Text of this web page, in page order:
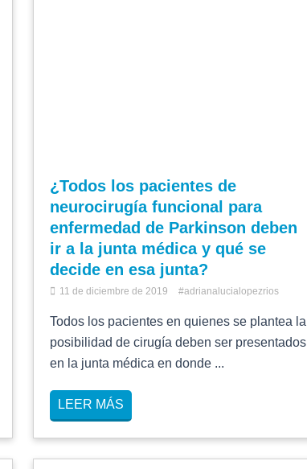
¿Todos los pacientes de
neurocirugía funcional para
enfermedad de Parkinson deben
ir a la junta médica y qué se
decide en esa junta?
11 de diciembre de 2019 #adrianalucialopezrios
Todos los pacientes en quienes se plantea la
posibilidad de cirugía deben ser presentados
en la junta médica en donde ...
LEER MÁS